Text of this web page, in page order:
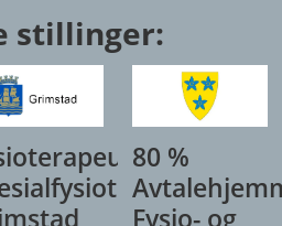
stillinger:
80 %
Fysio- og